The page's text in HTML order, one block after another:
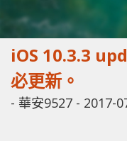
iOS 10.3.3
必更新。
- 華安9527 - 2017-